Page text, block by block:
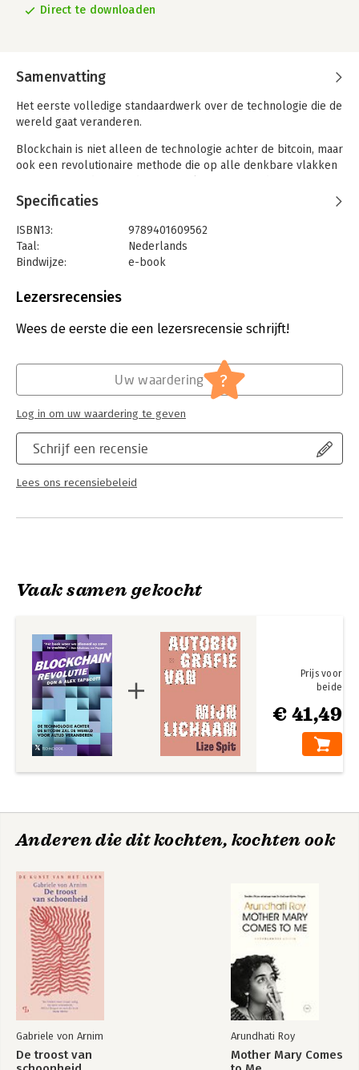
Direct te downloaden
Samenvatting
Het eerste volledige standaardwerk over de technologie die de
wereld gaat veranderen.
Blockchain is niet alleen de technologie achter de bitcoin, maar
ook een revolutionaire methode die op alle denkbare vlakken
en de financiële sector tot de service-industrie, de culturele
sector en de zorg.
In dit grondige werk tonen Don en Alex Tapscott hoe de
blockchaintechnologie nieuwe mogelijkheden biedt voor zowel
individuen als bedrijven. Deze decentrale methode biedt een
manier van samenwerken die compleet transparant en
betrouwbaar is. Door middel van het peer-to-peer-principe is
blockchain voor iedereen toegankelijk, volledig onafhankelijk
van banken en andere instanties.
Blockchainrevolutie onthult hoe deze baanbrekende
technologie de toekomst van de wereldeconomie de komende
jaren ingrijpend zal veranderen.
Specificaties
ISBN13:
9789401609562
Taal:
Nederlands
Bindwijze:
e-book
Bestandsformaat:
Uitgever:
Xander Uitgevers B.V.
Literatuur en romans
Lezersrecensies
Wees de eerste die een lezersrecensie schrijft!
Schrijf een recensie
Lees ons recensiebeleid
Uw waardering ?
Log in om uw waardering te geven
Vaak samen gekocht
€ 41,49
Prijs voor
beide
Anderen die dit kochten, kochten ook
Gabriele von Arnim
De troost van
Arundhati Roy
Mother Mary Comes